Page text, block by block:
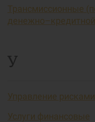
Трансмиссионные
У
Управление
Услуги финансовые